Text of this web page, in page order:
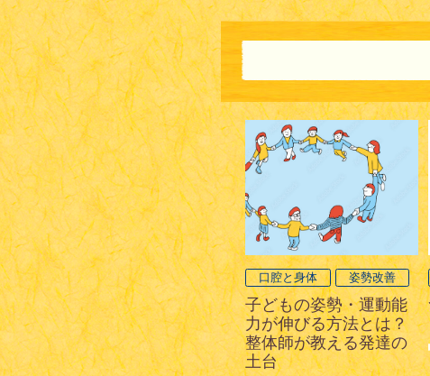
口腔と身体 姿勢改善
子どもの姿勢・運動能
力が伸びる方法とは？
整体師が教える発達の
土台